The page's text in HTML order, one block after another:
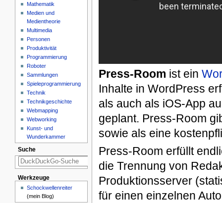
Press-Room ist ein
Inhalte in WordPress
als auch als iOS-App
geplant. Press-Room
sowie als eine
Press-Room erfüllt
die Trennung von
Produktionsserver
für einen einzelnen
Mathematik
Medien und
Medientheorie
Multimedia
Personen
Produktivität
Programmierung
Roboter
Sammlungen
Spieleprogrammierung
Technik
Technikgeschichte
Webmapping
Webworking
Kunst- und
Wunderkammer
Suche
Werkzeuge
Schockwellenreiter
(mein Blog)